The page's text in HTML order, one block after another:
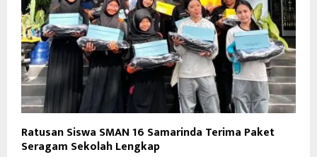
Ratusan Siswa SMAN 16 Samarinda Terima Paket
Seragam Sekolah Lengkap